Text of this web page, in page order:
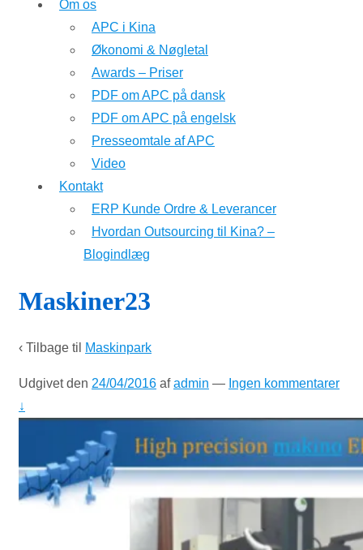
Om os
APC i Kina
Økonomi & Nøgletal
Awards – Priser
PDF om APC på dansk
PDF om APC på engelsk
Presseomtale af APC
Video
Kontakt
ERP Kunde Ordre & Leverancer
Hvordan Outsourcing til Kina? –
Blogindlæg
Maskiner23
‹ Tilbage til Maskinpark
Udgivet den 24/04/2016 afadmin — Ingen kommentarer
↓